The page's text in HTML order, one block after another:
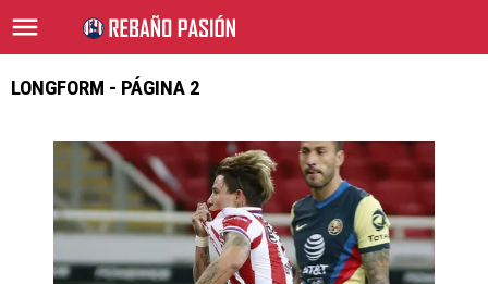
LONGFORM - PÁGINA 2